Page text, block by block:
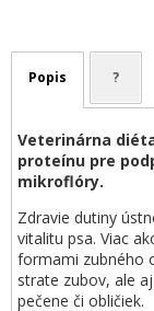
Popis ?
Veterinárna
proteínu pre
mikroflóry.
Zdravie dutiny
vitalitu psa. Viac
formami zubného
strate zubov, ale
pečene či obličiek.